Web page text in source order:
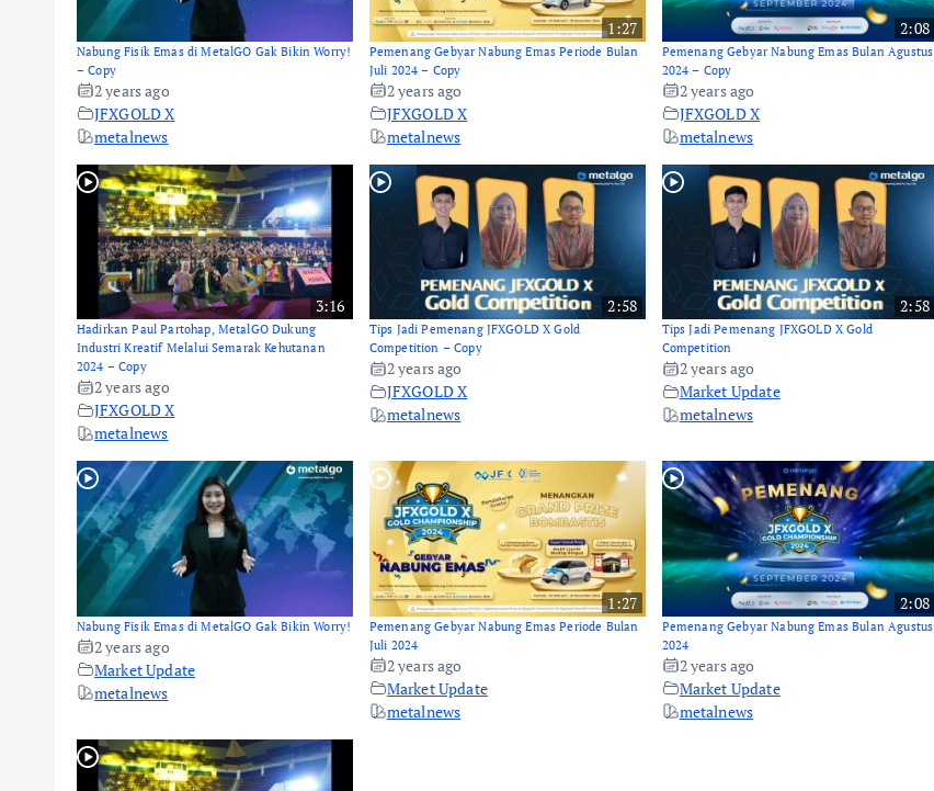
Nabung Fisik Emas di MetalGO Gak Bikin Worry!
– Copy
2 years ago
JFXGOLD X
metalnews
1:27
Pemenang Gebyar Nabung Emas Periode Bulan
Juli 2024 – Copy
2 years ago
JFXGOLD X
metalnews
2:08
Pemenang Gebyar Nabung Emas Bulan Agustus
2024 – Copy
2 years ago
JFXGOLD X
metalnews
3:16
Hadirkan Paul Partohap, MetalGO Dukung
Industri Kreatif Melalui Semarak Kehutanan
2024 – Copy
2 years ago
JFXGOLD X
metalnews
2:58
Tips Jadi Pemenang JFXGOLD X Gold
Competition – Copy
2 years ago
JFXGOLD X
metalnews
2:58
Tips Jadi Pemenang JFXGOLD X Gold
Competition
2 years ago
Market Update
metalnews
Nabung Fisik Emas di MetalGO Gak Bikin Worry!
2 years ago
Market Update
metalnews
1:27
Pemenang Gebyar Nabung Emas Periode Bulan
Juli 2024
2 years ago
Market Update
metalnews
2:08
Pemenang Gebyar Nabung Emas Bulan Agustus
2024
2 years ago
Market Update
metalnews